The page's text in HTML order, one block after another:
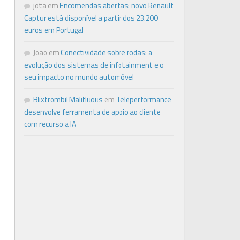
jotaemEncomendas abertas: novo Renault
Captur está disponível a partir dos 23.200
euros em Portugal
João emConectividade sobre rodas: a
evolução dos sistemas de infotainment e o
seu impacto no mundo automóvel
Blixtrombil Malifluous em Teleperformance
desenvolve ferramenta de apoio ao cliente
com recurso a IA